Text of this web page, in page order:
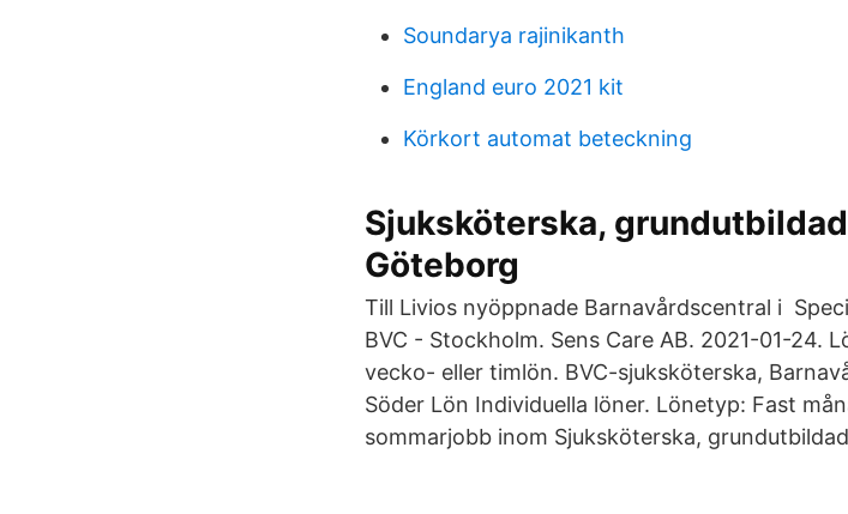
Soundarya rajinikanth
England euro 2021 kit
Körkort automat beteckning
Sjuksköterska,
Göteborg
Till Livios nyöppnade Barnavårdscentral i
BVC - Stockholm. Sens Care AB. 2021-01-24.
vecko- eller timlön. BVC-sjuksköterska,
Söder Lön Individuella löner. Lönetyp: Fast
sommarjobb inom Sjuksköterska,